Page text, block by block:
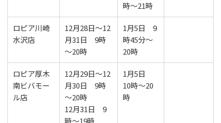
時～21時
ロピア川崎
水沢店
12月28日～12
月31日 9時
～20時
1月5日 9
時45分～
20時
ロピア厚木
南ビバモー
ル店
12月29日～12
月30日 9時
～20時
12月31日 9
1月5日
10時～20
時